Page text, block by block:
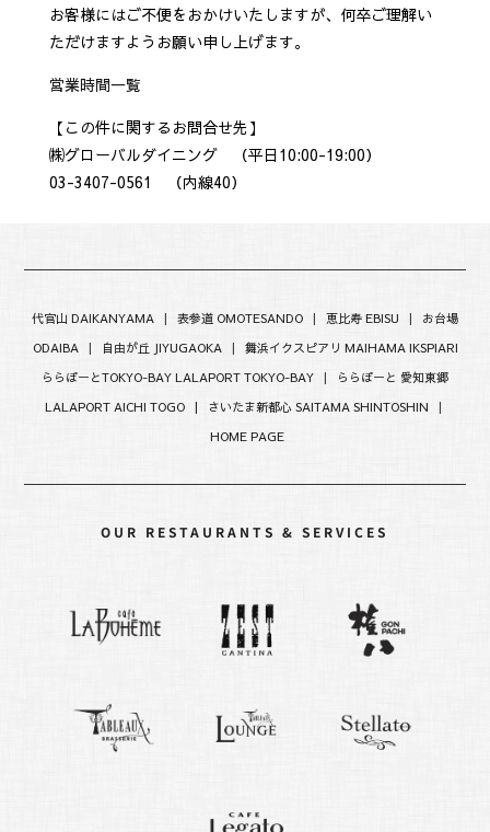
お客様にはご不便をおかけいたしますが、何卒ご理解い
ただけますようお願い申し上げます。
営業時間一覧
【この件に関するお問合せ先】
㈱グローバルダイニング （平日10:00-19:00）
03-3407-0561 （内線40）
代官山 DAIKANYAMA | 表参道 OMOTESANDO | 恵比寿 EBISU | お台場
ODAIBA| 自由が丘 JIYUGAOKA | 舞浜イクスピアリ MAIHAMA IKSPIARI
ららぽーとTOKYO-BAY LALAPORT TOKYO-BAY |
ららぽーと 愛知東郷
LALAPORT AICHI TOGO |
さいたま新都心 SAITAMA SHINTOSHIN |
HOME PAGE
OUR RESTAURANTS & SERVICES